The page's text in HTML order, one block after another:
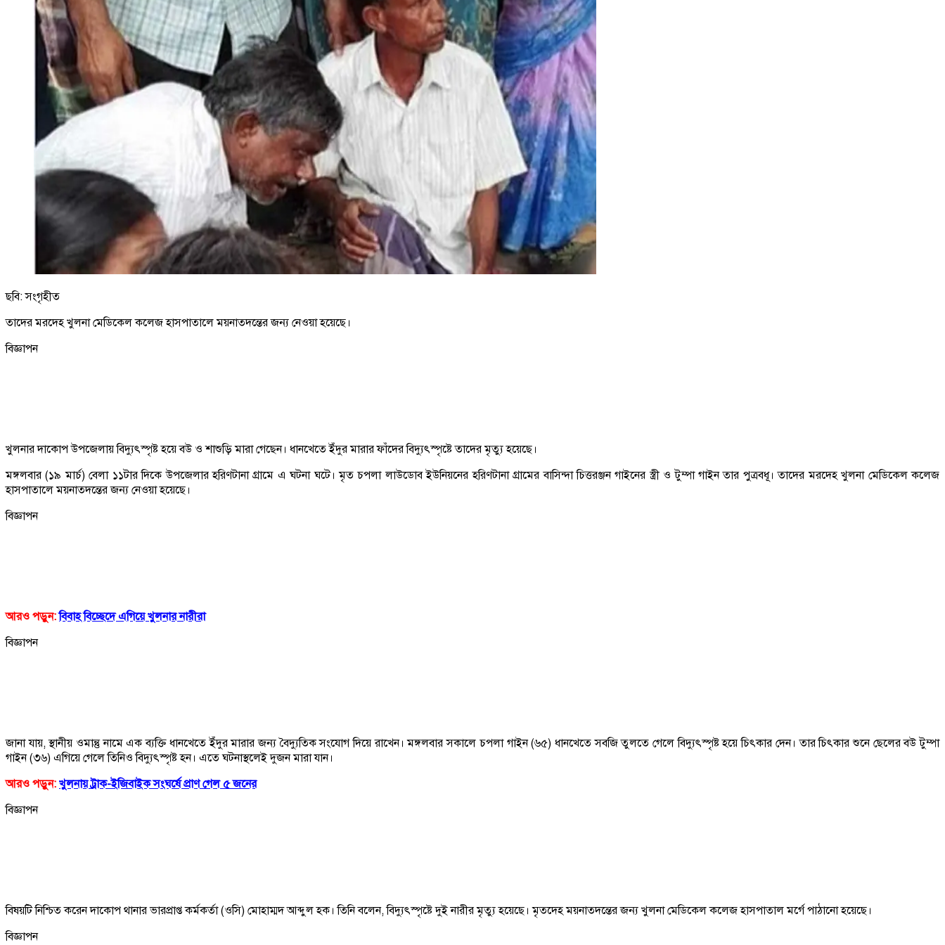
ছবি: সংগৃহীত
তাদের মরদেহ খুলনা মেডিকেল কলেজ হাসপাতালে ময়নাতদন্তের জন্য নেওয়া হয়েছে।
বিজ্ঞাপন
খুলনার দাকোপ উপজেলায় বিদ্যুৎস্পৃষ্ট হয়ে বউ ও শাশুড়ি মারা গেছেন। ধানখেতে ইঁদুর মারার ফাঁদের বিদ্যুৎস্পৃষ্টে তাদের মৃত্যু হয়েছে।
মঙ্গলবার (১৯ মার্চ) বেলা ১১টার দিকে উপজেলার হরিণটানা গ্রামে এ ঘটনা ঘটে। মৃত চপলা লাউডোব ইউনিয়নের হরিণটানা গ্রামের বাসিন্দা চিত্তরঞ্জন গাইনের স্ত্রী ও টুম্পা গাইন তার পুত্রবধূ। তাদের মরদেহ খুলনা মেডিকেল কলেজ
হাসপাতালে ময়নাতদন্তের জন্য নেওয়া হয়েছে।
বিজ্ঞাপন
আরও পড়ুন: বিবাহ বিচ্ছেদে এগিয়ে খুলনার নারীরা
বিজ্ঞাপন
জানা যায়, স্থানীয় ওমান্তু নামে এক ব্যক্তি ধানখেতে ইঁদুর মারার জন্য বৈদ্যুতিক সংযোগ দিয়ে রাখেন। মঙ্গলবার সকালে চপলা গাইন (৬৫) ধানখেতে সবজি তুলতে গেলে বিদ্যুৎস্পৃষ্ট হয়ে চিৎকার দেন। তার চিৎকার শুনে ছেলের বউ টুম্পা
গাইন (৩৬) এগিয়ে গেলে তিনিও বিদ্যুৎস্পৃষ্ট হন। এতে ঘটনাস্থলেই দুজন মারা যান।
আরও পড়ুন: খুলনায় ট্রাক-ইজিবাইক সংঘর্ষে প্রাণ গেল ৫ জনের
বিজ্ঞাপন
বিষয়টি নিশ্চিত করেন দাকোপ থানার ভারপ্রাপ্ত কর্মকর্তা (ওসি) মোহাম্মদ আব্দুল হক। তিনি বলেন, বিদ্যুৎস্পৃষ্টে দুই নারীর মৃত্যু হয়েছে। মৃতদেহ ময়নাতদন্তের জন্য খুলনা মেডিকেল কলেজ হাসপাতাল মর্গে পাঠানো হয়েছে।
বিজ্ঞাপন